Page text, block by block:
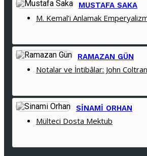
MUSTAFA SAKA
M. Kemal’i Anlamak
RAMAZAN GÜN
Notalar ve İntibâlar: John
SINAMI ORHAN
Mülteci Dosta Mektub